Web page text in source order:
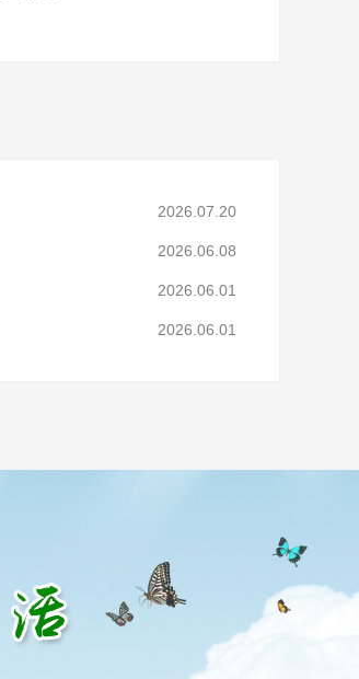
2026.07.20
2026.06.08
2026.06.01
2026.06.01